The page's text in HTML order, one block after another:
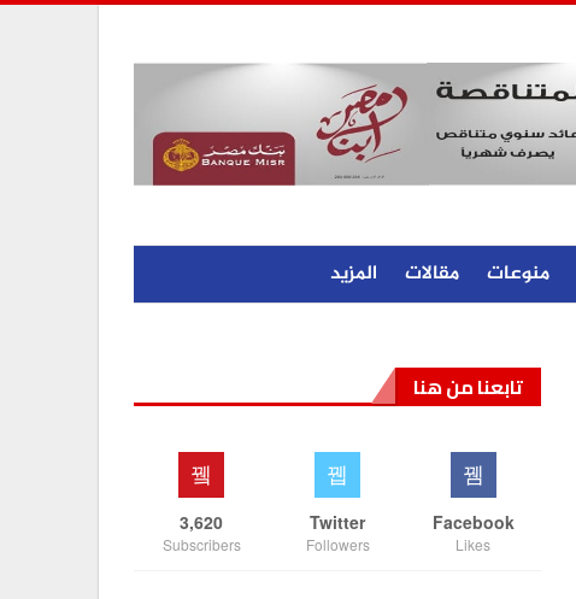
منوعات مقالات المزيد
تابعنا من هنا
Facebook
Likes
Twitter
Followers
3,620
Subscribers